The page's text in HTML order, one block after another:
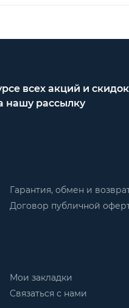
всех акций и
нашу рассылку
Гарантия, обмен и
Договор публичной
Мои закладки
Связаться с нами